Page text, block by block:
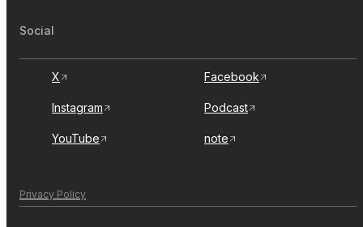
Social
X Facebook
Instagram Podcast
YouTube note
Privacy Policy